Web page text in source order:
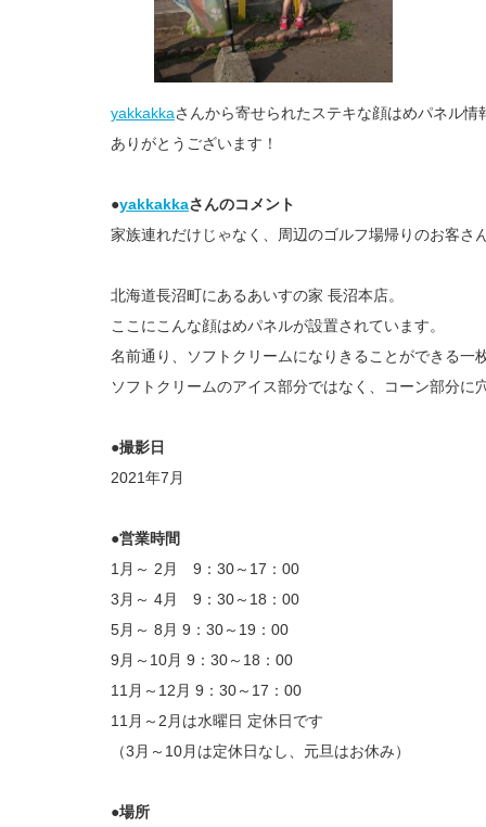
yakkakkaさんから寄せられたステキな顔はめパネル情
ありがとうございます！
●yakkakkaさんのコメント
家族連れだけじゃなく、周辺のゴルフ場帰りのお客さ
北海道長沼町にあるあいすの家 長沼本店。
ここにこんな顔はめパネルが設置されています。
名前通り、ソフトクリームになりきることができる一枚
ソフトクリームのアイス部分ではなく、コーン部分に
●撮影日
2021年7月
●営業時間
1月～ 2月 9：30～17：00
3月～ 4月 9：30～18：00
5月～ 8月 9：30～19：00
9月～10月 9：30～18：00
11月～12月 9：30～17：00
11月～2月は水曜日 定休日です
（3月～10月は定休日なし、元旦はお休み）
●場所